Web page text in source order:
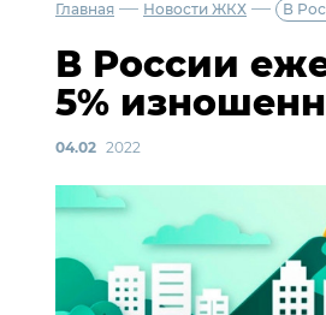
Главная — Новости ЖКХ — В
В России
5%
04.02 2022